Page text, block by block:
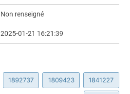
Non renseigné
2025-01-21 16:21:39
1892737 1809423 1841227